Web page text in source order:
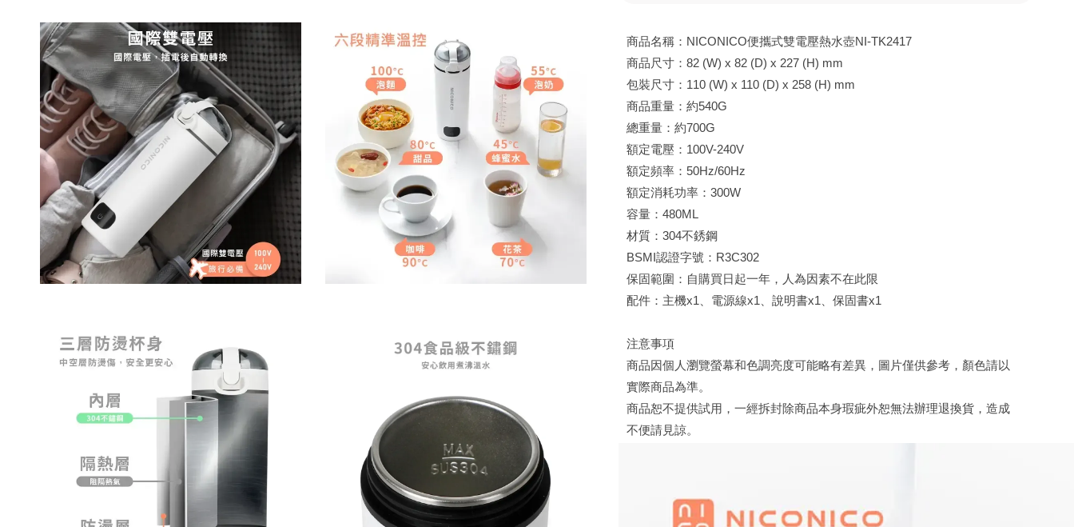
商品名稱：NICONICO便攜式雙電壓熱水壺NI-TK2417
商品尺寸：82 (W) x 82 (D) x 227 (H) mm
包裝尺寸：110 (W) x 110 (D) x 258 (H) mm
商品重量：約540G
總重量：約700G
額定電壓：100V-240V
額定頻率：50Hz/60Hz
額定消耗功率：300W
容量：480ML
材質：304不銹鋼
BSMI認證字號：R3C302
保固範圍：自購買日起一年，人為因素不在此限
配件：主機x1、電源線x1、說明書x1、保固書x1
注意事項
商品因個人瀏覽螢幕和色調亮度可能略有差異，圖片僅供參考，顏色請以
實際商品為準。
商品恕不提供試用，一經拆封除商品本身瑕疵外恕無法辦理退換貨，造成
不便請見諒。